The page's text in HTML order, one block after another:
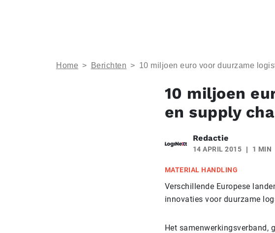
Home > Berichten > 10 miljoen euro voor duurzame
10 miljoen
en supply
Redactie
14 APRIL 2015 1 MIN
MATERIAL HANDLING
Verschillende Europese
innovaties voor duurzame
Het samenwerkingsverband,